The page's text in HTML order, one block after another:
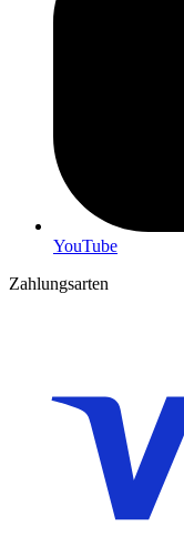
YouTube
Zahlungsarten